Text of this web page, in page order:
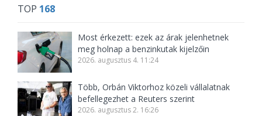
TOP 168
Most érkezett: ezek az árak jelenhetnek
meg holnap a benzinkutak kijelzőin
2026. augusztus 4. 11:24
Több, Orbán Viktorhoz közeli vállalatnak
befellegezhet a Reuters szerint
2026. augusztus 2. 16:26